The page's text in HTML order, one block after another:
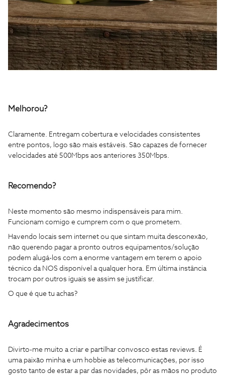
Melhorou?
Claramente. Entregam cobertura e velocidades consistentes
entre pontos, logo são mais estáveis. São capazes de fornecer
velocidades até 500Mbps aos anteriores 350Mbps.
Recomendo?
Neste momento são mesmo indispensáveis para mim.
Funcionam comigo e cumprem com o que prometem.
Havendo locais sem internet ou que sintam muita desconexão,
não querendo pagar a pronto outros equipamentos/solução
podem alugá-los com a enorme vantagem em terem o apoio
técnico da NOS disponível a qualquer hora. Em última instância
trocam por outros iguais se assim se justificar.
O que é que tu achas?
Agradecimentos
Divirto-me muito a criar e partilhar convosco estas reviews. É
uma paixão minha e um hobbie as telecomunicações, por isso
gosto tanto de estar a par das novidades, pôr as mãos no produto